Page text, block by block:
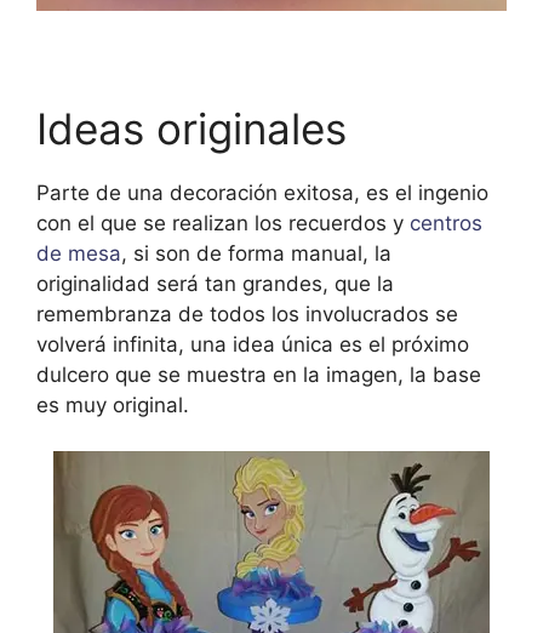
Ideas originales
Parte de una decoración exitosa, es el ingenio
con el que se realizan los recuerdos y centros
de mesa, si son de forma manual, la
originalidad será tan grandes, que la
remembranza de todos los involucrados se
volverá infinita, una idea única es el próximo
dulcero que se muestra en la imagen, la base
es muy original.